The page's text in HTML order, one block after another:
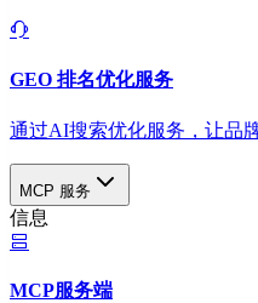
GEO 排名优化服务
通过AI搜索优化服务，让品
MCP 服务
信息
MCP服务端